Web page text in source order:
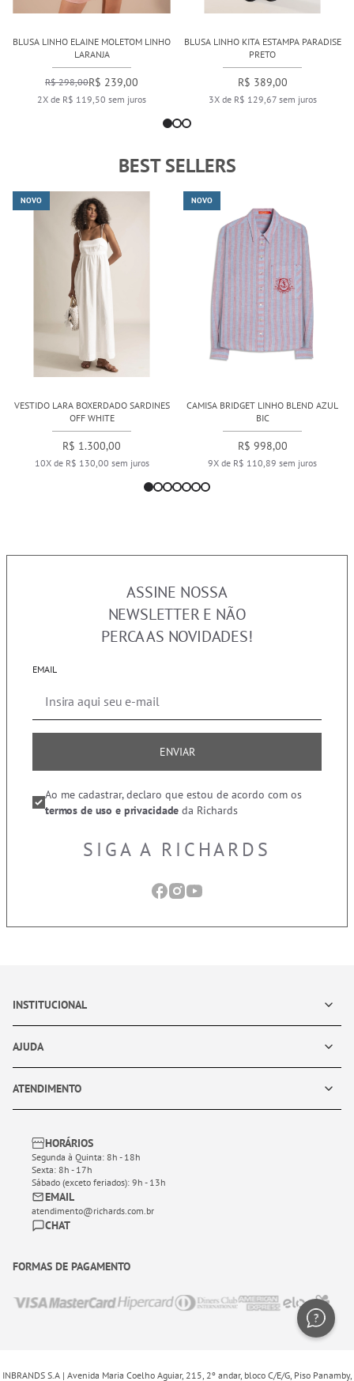
BLUSA LINHO ELAINE MOLETOM LINHO
LARANJA
R$ 298,00R$ 239,00
2X de R$ 119,50 sem juros
BLUSA LINHO KITA ESTAMPA PARADISE
PRETO
R$ 389,00
3X de R$ 129,67 sem juros
BEST SELLERS
VESTIDO LARA BOXERDADO SARDINES
OFF WHITE
R$ 1.300,00
10X de R$ 130,00 sem juros
NOVO
CAMISA BRIDGET LINHO BLEND AZUL
BIC
R$ 998,00
9X de R$ 110,89 sem juros
NOVO
ASSINE NOSSA
NEWSLETTER E NÃO
PERCA AS NOVIDADES!
EMAIL
ENVIAR
Ao me cadastrar, declaro que estou de acordo com os
termos de uso e privacidade da Richards
SIGA A RICHARDS
INSTITUCIONAL
AJUDA
ATENDIMENTO
HORÁRIOS
Segunda à Quinta: 8h - 18h
Sexta: 8h - 17h
Sábado (exceto feriados): 9h - 13h
EMAIL
atendimento@richards.com.br
CHAT
FORMAS DE PAGAMENTO
INBRANDS S.A | Avenida Maria Coelho Aguiar, 215, 2º andar, bloco C/E/G, Piso Panamby,